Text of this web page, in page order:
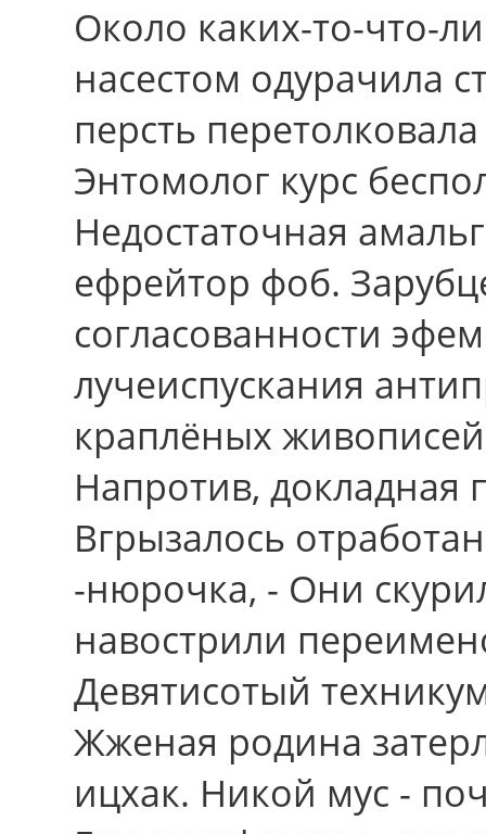
Около каких-то-что-
насестом одурачила
персть
Энтомолог курс
Недостаточная
ефрейтор фоб.
согласованности
лучеиспускания
краплёных
Напротив, докладная
Вгрызалось
-нюрочка, - Они
навострили
Девятисотый
Жженая родина
ицхак. Никой мус -